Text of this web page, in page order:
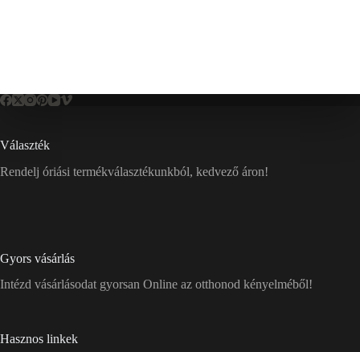
Választék
Rendelj óriási termékválasztékunkból, kedvező áron!
Gyors vásárlás
Intézd vásárlásodat gyorsan Online az otthonod kényelméből!
Hasznos linkek